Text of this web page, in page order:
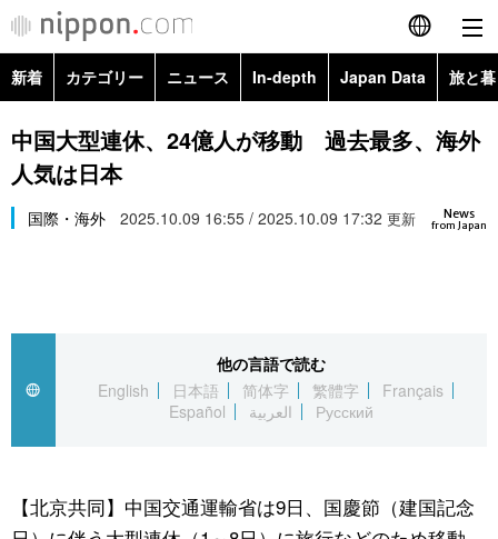
English
简体字
Русский
カテゴリー
経済・ビジネス
国際
文化
トップ
アーカイブ
In-depth
Japan Data
動画/Live
新着 カテゴリー ニュース In-depth Japan Data 旅と
政治・外交
経済・ビジネス
スポーツ・東京2020
Topics
中国大型連休、24億人が移動 過去最多、海外
人気は日本
News
from Japan
国際・海外 2025.10.09 16:55 / 2025.10.09 17:32 更新
他の言語で読む
English
日本語 简体字 繁體字
Français
Español
العربية Русский
【北京共同】中国交通運輸省は9日、国慶節（建国記念